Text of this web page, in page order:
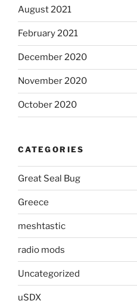
August 2021
February 2021
December 2020
November 2020
October 2020
CATEGORIES
Great Seal Bug
Greece
meshtastic
radio mods
Uncategorized
uSDX